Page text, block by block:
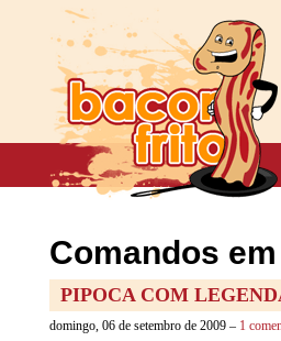
Comandos
PIPOCA COM
domingo, 06 de setembro de 2009 – 1